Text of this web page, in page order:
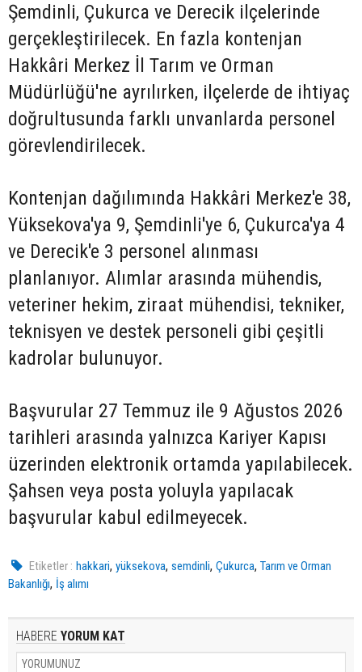
Şemdinli, Çukurca ve Derecik ilçelerinde
gerçekleştirilecek. En fazla kontenjan
Hakkâri Merkez İl Tarım ve Orman
Müdürlüğü'ne ayrılırken, ilçelerde de ihtiyaç
doğrultusunda farklı unvanlarda personel
görevlendirilecek.
Kontenjan dağılımında Hakkâri Merkez'e 38,
Yüksekova'ya 9, Şemdinli'ye 6, Çukurca'ya 4
ve Derecik'e 3 personel alınması
planlanıyor. Alımlar arasında mühendis,
veteriner hekim, ziraat mühendisi, tekniker,
teknisyen ve destek personeli gibi çeşitli
kadrolar bulunuyor.
Başvurular 27 Temmuz ile 9 Ağustos 2026
tarihleri arasında yalnızca Kariyer Kapısı
üzerinden elektronik ortamda yapılabilecek.
Şahsen veya posta yoluyla yapılacak
başvurular kabul edilmeyecek.
Etiketler : hakkari,yüksekova,semdinli,Çukurca,Tarım ve Orman
Bakanlığı, İş alımı
HABERE YORUM KAT